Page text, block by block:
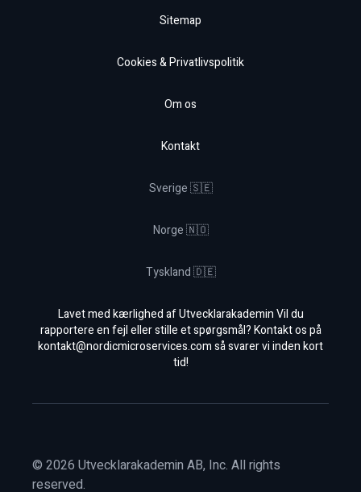
Sitemap
Cookies & Privatlivspolitik
Om os
Kontakt
Sverige 🇸🇪
Norge 🇳🇴
Tyskland 🇩🇪
Lavet med kærlighed af Utvecklarakademin Vil du
rapportere en fejl eller stille et spørgsmål? Kontakt os på
kontakt@nordicmicroservices.comså svarer vi inden kort
tid!
© 2026 Utvecklarakademin AB, Inc. All rights
reserved.